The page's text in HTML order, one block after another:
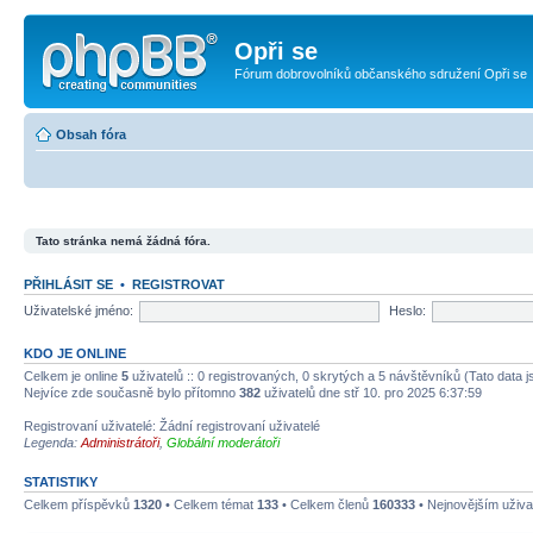
Opři se
Fórum dobrovolníků občanského sdružení Opři se
Obsah fóra
Tato stránka nemá žádná fóra.
PŘIHLÁSIT SE • REGISTROVAT
Uživatelské jméno:
Heslo:
KDO JE ONLINE
Celkem je online 5 uživatelů :: 0 registrovaných, 0 skrytých a 5 návštěvníků (Tato data
Nejvíce zde současně bylo přítomno 382 uživatelů dne stř 10. pro 2025 6:37:59
Registrovaní uživatelé: Žádní registrovaní uživatelé
Legenda: Administrátoři, Globální moderátoři
STATISTIKY
Celkem příspěvků 1320 • Celkem témat 133 • Celkem členů 160333 • Nejnovějším